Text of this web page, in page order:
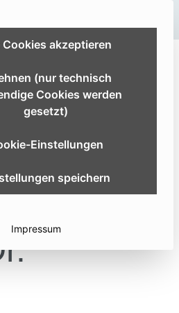
Über uns
werden.
Cookies akzeptieren
(nur technisch
Cookies werden
gesetzt)
Einstellungen
speichern
Impressum